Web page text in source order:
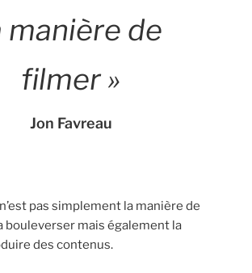
manière de
filmer »
Jon Favreau
pas simplement la manière de
bouleverser mais également la
des contenus.